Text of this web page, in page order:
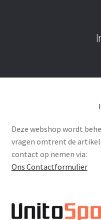
Deze webshop wordt
vragen omtrent de
contact op nemen via:
Ons Contactformulier